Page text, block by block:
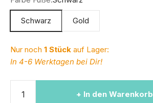
Schwarz Gold
Nur noch 1 Stück auf Lager:
In 4-6 Werktagen bei Dir!
+ In den Warenkorb